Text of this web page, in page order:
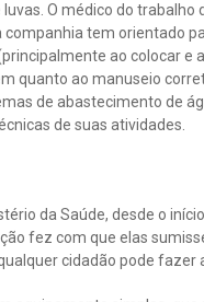
O médico do
companhia tem orientado
ao colocar e
quanto ao manuseio
de abastecimento de
de suas atividades.
da Saúde, desde o
fez com que elas
cidadão pode fazer